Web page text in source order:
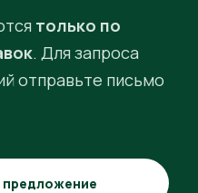
только по
. Для запроса
отправьте письмо
предложение